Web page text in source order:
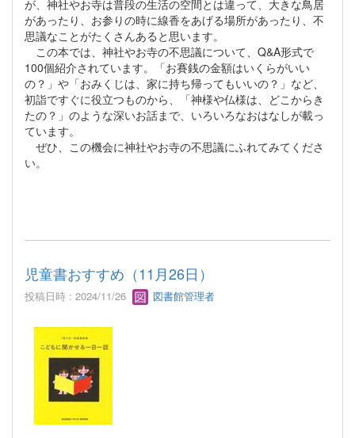
が、神社やお寺は普段の生活の空間とは違って、大きな鳥居
があったり、お参りの時に線香をあげる場所があったり、不
思議なことがたくさんあると思います。
この本では、神社やお寺の不思議について、Q&A形式で
100個紹介されています。「お賽銭の金額はいくらがいい
の？」や「おみくじは、家に持ち帰ってもいいの？」など、
初詣ですぐに役立つものから、「神様や仏様は、どこからき
たの？」のような深いお話まで、いろいろなおはなしが載っ
ています。
ぜひ、この機会に神社やお寺の不思議にふれてみてくださ
い。
児童書おすすめ（11月26日）
投稿日時 : 2024/11/26 図書館管理者